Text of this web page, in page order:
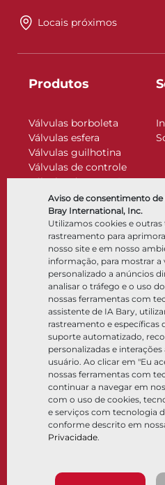
Aviso de consentimento de
Bray International, Inc.
Utilizamos cookies e
rastreamento para
nosso site e em nosso
informação, para mostrar
personalizado a anúncios
analisar o tráfego e o uso
nossas ferramentas com
assistente de IA Bary,
rastreamento e específicas
suporte automatizado,
personalizadas e
usuário. Ao clicar em "Eu
nossas ferramentas com
continuar a navegar em
com o uso de cookies,
e serviços com tecnologia
conforme descrito em
Privacidade.
Locais próximos
Produtos
Válvulas borboleta
Válvulas esfera
Válvulas guilhotina
Válvulas de controle
Válvulas de retenção
Atuadores
Acessórios de controle
Criogênico
Empresa
Sobre
Locais
Parceria
Sustentabilidade
Portal do cliente
Siga-nos
© 2026 Bray International.
Política de